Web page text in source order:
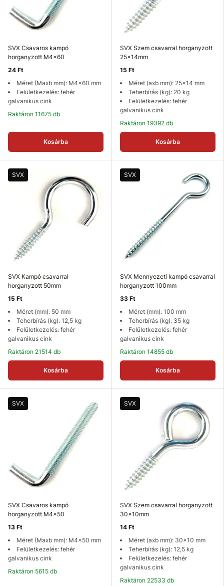
SVX Csavaros kampó
horganyzott M4x60
24 Ft
Méret (Maxb mm): M4x60 mm
Felületkezelés: fehér
galvanikus cink
Raktáron 11675 db
Kosárba
SVX Szem csavarral horganyzott
25x14mm
15 Ft
Méret (axb mm): 25x14 mm
Teherbírás (kg): 20 kg
Felületkezelés: fehér
galvanikus cink
Raktáron 19392 db
Kosárba
SVX
SVX Kampó csavarral
horganyzott 50mm
15 Ft
Méret (mm): 50 mm
Teherbírás (kg): 12,5 kg
Felületkezelés: fehér
galvanikus cink
Raktáron 21514 db
Kosárba
SVX
SVX Mennyezeti kampó csavarral
horganyzott 100mm
33 Ft
Méret (mm): 100 mm
Teherbírás (kg): 35 kg
Felületkezelés: fehér
galvanikus cink
Raktáron 14855 db
Kosárba
SVX
SVX Csavaros kampó
horganyzott M4x50
13 Ft
Méret (Maxb mm): M4x50 mm
Felületkezelés: fehér
galvanikus cink
Raktáron 5615 db
SVX
SVX Szem csavarral horganyzott
30x10mm
14 Ft
Méret (axb mm): 30x10 mm
Teherbírás (kg): 12,5 kg
Felületkezelés: fehér
galvanikus cink
Raktáron 22533 db